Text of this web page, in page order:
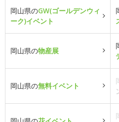
岡山県のGW(ゴールデンウィ
ーク)イベント
岡山県の物産展
岡山県の無料イベント